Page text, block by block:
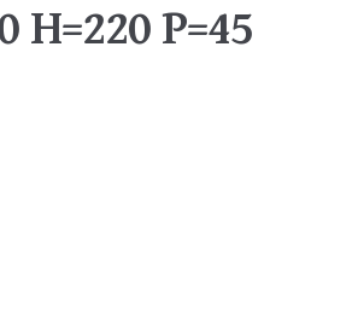
H=220 P=45